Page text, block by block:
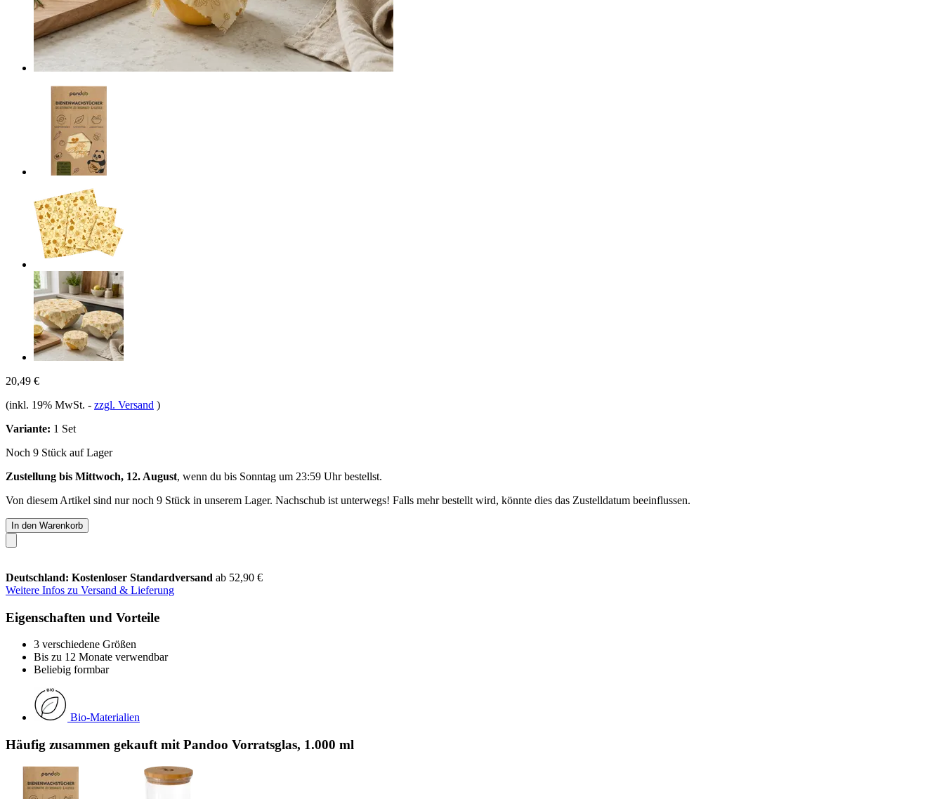
20,49 €
(inkl. 19% MwSt. - zzgl. Versand )
Variante: 1 Set
Noch 9 Stück auf Lager
Zustellung bis Mittwoch, 12. August, wenn du bis Sonntag um 23:59 Uhrbestellst.
Von diesem Artikel sind nur noch 9 Stück in unserem Lager. Nachschub ist unterwegs! Falls mehr bestellt wird, könnte dies das Zustelldatum beeinflussen.
In den Warenkorb
Deutschland: Kostenloser Standardversand ab 52,90 €
Weitere Infos zu Versand & Lieferung
Eigenschaften und Vorteile
3 verschiedene Größen
Bis zu 12 Monate verwendbar
Beliebig formbar
Bio-Materialien
Häufig zusammen gekauft mit Pandoo Vorratsglas, 1.000 ml